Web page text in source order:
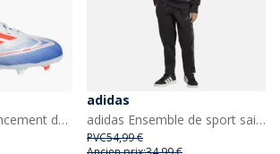
adidas Pack d'avancement de ligue Junior F50 FG/MG chaussures de football terrain ferme/multi-surfaces Cloud White/Solar Red/Lucid Blue
adidas
adidas Ensemble de sport saisonnier Enfant camouflage Noir/Carbon
PVC54,99 €